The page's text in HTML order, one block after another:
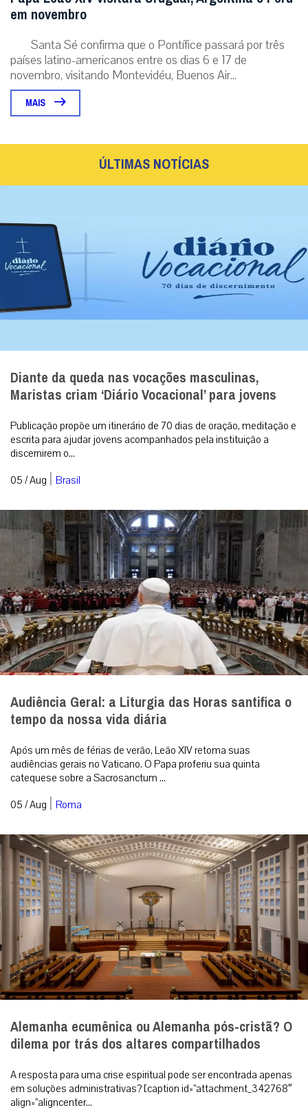
em novembro
Santa Sé confirma que o Pontífice passará por três
países latino-americanos entre os dias 6 e 17 de
novembro, visitando Montevidéu, Buenos Air...
MAIS
ÚLTIMAS NOTÍCIAS
Diante da queda nas vocações masculinas,
Maristas criam ‘Diário Vocacional’ para jovens
Publicação propõe um itinerário de 70 dias de oração, meditação e
escrita para ajudar jovens acompanhados pela instituição a
discernirem o...
05 / Aug | Brasil
Audiência Geral: a Liturgia das Horas santifica o
tempo da nossa vida diária
Após um mês de férias de verão, Leão XIV retoma suas
audiências gerais no Vaticano. O Papa proferiu sua quinta
catequese sobre a Sacrosanctum ...
05 / Aug | Roma
Alemanha ecumênica ou Alemanha pós-cristã? O
dilema por trás dos altares compartilhados
A resposta para uma crise espiritual pode ser encontrada apenas
em soluções administrativas? [caption id=”attachment_342768″
align=”aligncenter...